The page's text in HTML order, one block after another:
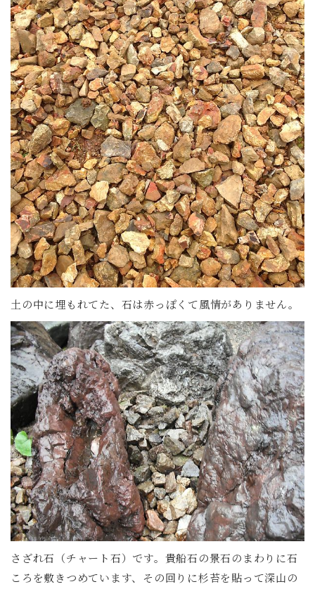
土の中に埋もれてた、石は赤っぽくて風情がありません。
さざれ石（チャート石）です。貴船石の景石のまわりに石
ころを敷きつめています、その回りに杉苔を貼って深山の